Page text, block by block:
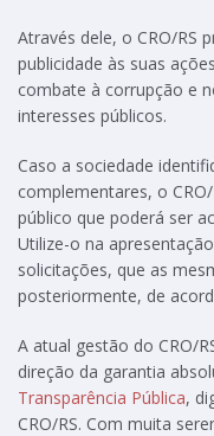
Através dele, o CRO/RS
publicidade às suas
combate à corrupção e
interesses públicos.
Caso a sociedade
complementares, o
público que poderá ser
Utilize-o na
solicitações, que as
posteriormente, de
A atual gestão do CRO/
direção da garantia
Transparência Pública,
CRO/RS. Com muita